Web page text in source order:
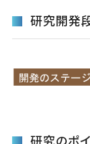
研究開発
研究のポ